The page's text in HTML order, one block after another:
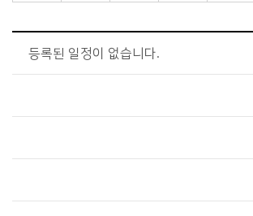
등록된 일정이 없습니다.